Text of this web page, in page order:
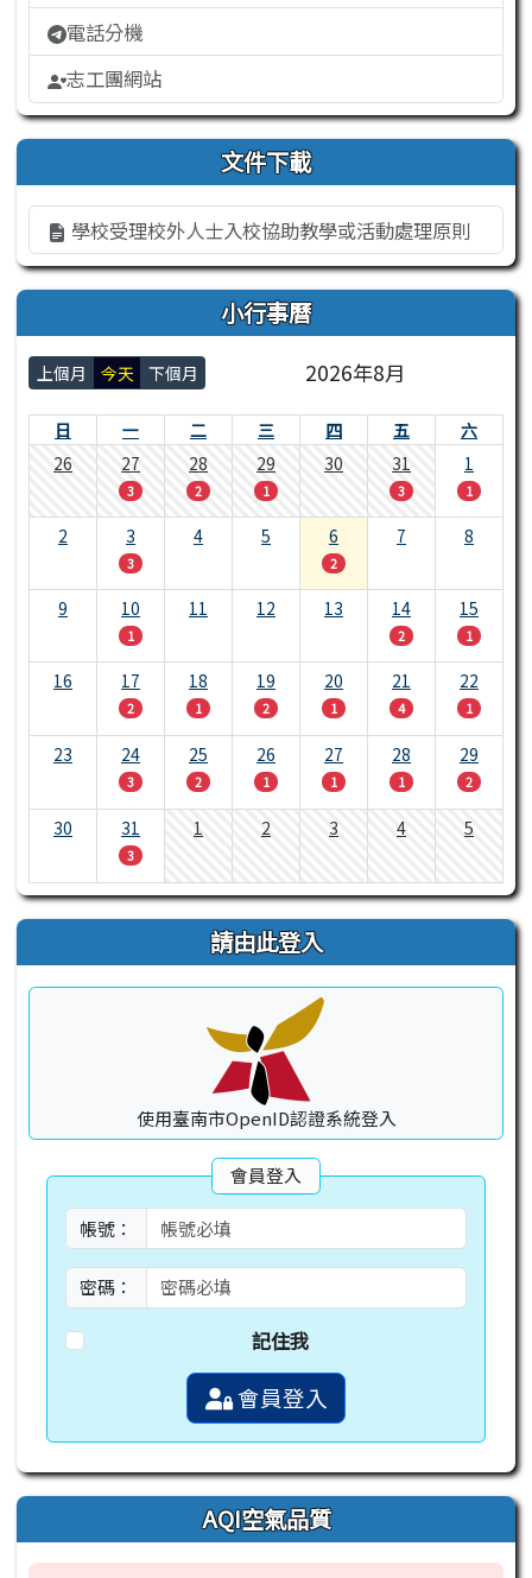
電話分機
志工團網站
文件下載
學校受理校外人士入校協助教學或活動處理原則
小行事曆
上個月 今天 下個月 2026年8月
日 一 二 三 四 五
六
26
27
3
28
2
29
1
30 31
3
1
1
2 3
3
4 5 6
2
7 8
9 10
1
11 12 13 14
2
15
1
16 17
2
18
1
19
2
20
1
21
4
22
1
23 24
3
25
2
26
1
27
1
28
1
29
2
30 31
3
1 2 3 4 5
請由此登入
使用臺南市OpenID認證系統登入
會員登入
帳號：
密碼：
記住我
會員登入
AQI空氣品質